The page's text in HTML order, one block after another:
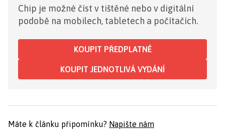
Chip je možné číst v tištěné nebo v digitální
podobě na mobilech, tabletech a počítačích.
KOUPIT PŘEDPLATNÉ
KOUPIT JEDNOTLIVÁ VYDÁNÍ
Máte k článku připomínku? Napište nám